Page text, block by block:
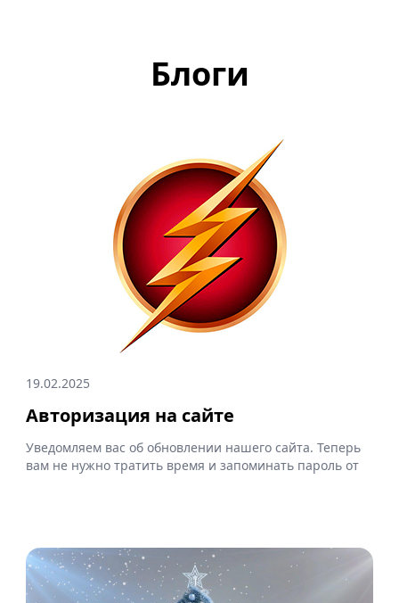
Блоги
19.02.2025
Авторизация на сайте
Уведомляем вас об обновлении нашего сайта. Теперь
вам не нужно тратить время и запоминать пароль от